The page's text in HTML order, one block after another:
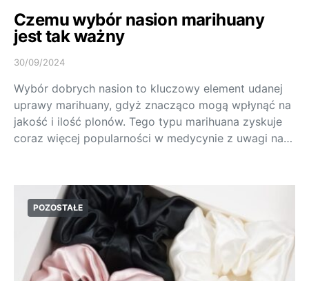
Czemu wybór nasion marihuany
jest tak ważny
30/09/2024
Wybór dobrych nasion to kluczowy element udanej
uprawy marihuany, gdyż znacząco mogą wpłynąć na
jakość i ilość plonów. Tego typu marihuana zyskuje
coraz więcej popularności w medycynie z uwagi na…
POZOSTAŁE